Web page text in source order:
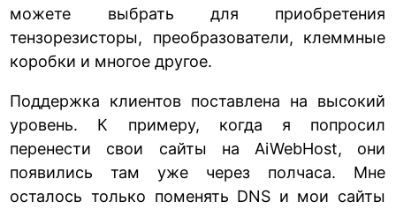
можете выбрать для приобретения
тензорезисторы, преобразователи, клеммные
коробки и многое другое.
Поддержка клиентов поставлена на высокий
уровень. К примеру, когда я попросил
перенести свои сайты на AiWebHost, они
появились там уже через полчаса. Мне
осталось только поменять DNS и мои сайты